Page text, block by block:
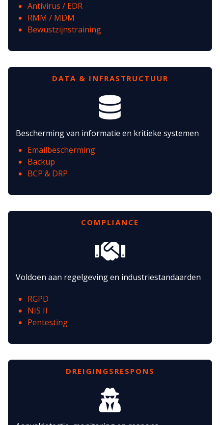
Antivirus / EDR
RMM / MDM
Bewustzijnstraining
DATA & INFRASTRUCTUUR
Bescherming van informatie en kritieke systemen
Emailbescherming
Backup
BCP & DRP
COMPLIANCE
Voldoen aan regelgeving en industriestandaarden
RGPD
NIS II
Pentesting
DREIGINGSRESPONS